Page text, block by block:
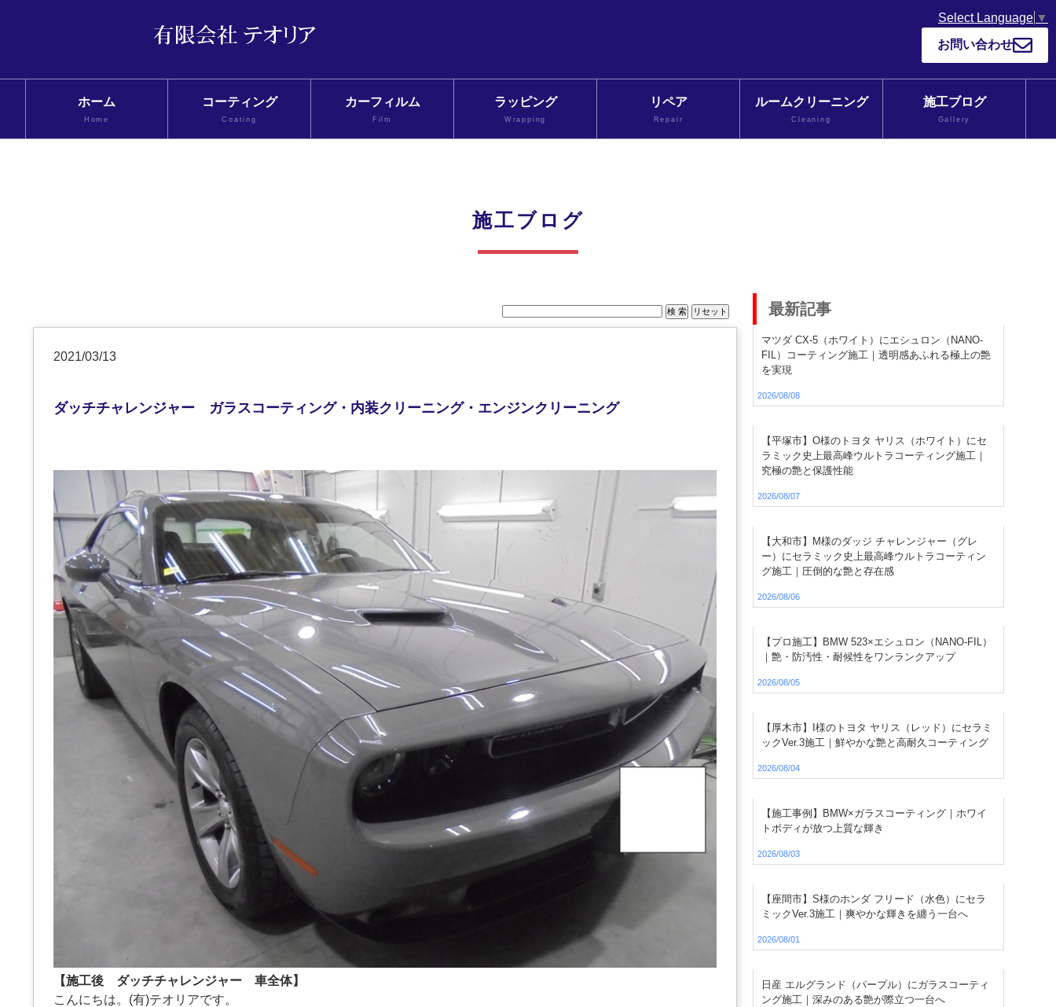
Select Language ▼
お問い合わせ
ホーム
Home
コーティング
Coating
カーフィルム
Film
ラッピング
Wrapping
リペア
Repair
ルームクリーニング
Cleaning
施工ブログ
Gallery
施工ブログ
2021/03/13
ダッチチャレンジャー ガラスコーティング・内装クリーニング・エンジンクリーニング
【施工後 ダッチチャレンジャー 車全体】
こんにちは。(有)テオリアです。
最新記事
マツダ CX-5（ホワイト）にエシュロン（NANO-
FIL）コーティング施工｜透明感あふれる極上の艶
を実現
2026/08/08
【平塚市】O様のトヨタ ヤリス（ホワイト）にセ
ラミック史上最高峰ウルトラコーティング施工｜
究極の艶と保護性能
2026/08/07
【大和市】M様のダッジ チャレンジャー（グレ
ー）にセラミック史上最高峰ウルトラコーティン
グ施工｜圧倒的な艶と存在感
2026/08/06
【プロ施工】BMW 523×エシュロン（NANO-FIL）
｜艶・防汚性・耐候性をワンランクアップ
2026/08/05
【厚木市】I様のトヨタ ヤリス（レッド）にセラミ
ックVer.3施工｜鮮やかな艶と高耐久コーティング
2026/08/04
【施工事例】BMW×ガラスコーティング｜ホワイ
トボディが放つ上質な輝き
2026/08/03
【座間市】S様のホンダ フリード（水色）にセラ
ミックVer.3施工｜爽やかな輝きを纏う一台へ
2026/08/01
日産 エルグランド（パープル）にガラスコーティ
ング施工｜深みのある艶が際立つ一台へ